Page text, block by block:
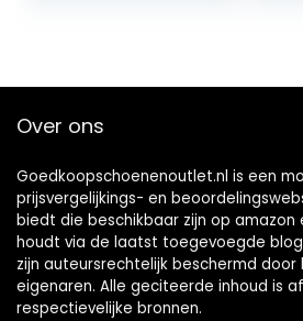
Over ons
Goedkoopschoenenoutlet.nl is een
prijsvergelijkings- en
biedt die beschikbaar zijn op amazon
houdt via de laatst toegevoegde
zijn auteursrechtelijk beschermd door
eigenaren. Alle geciteerde inhoud is
respectievelijke bronnen.